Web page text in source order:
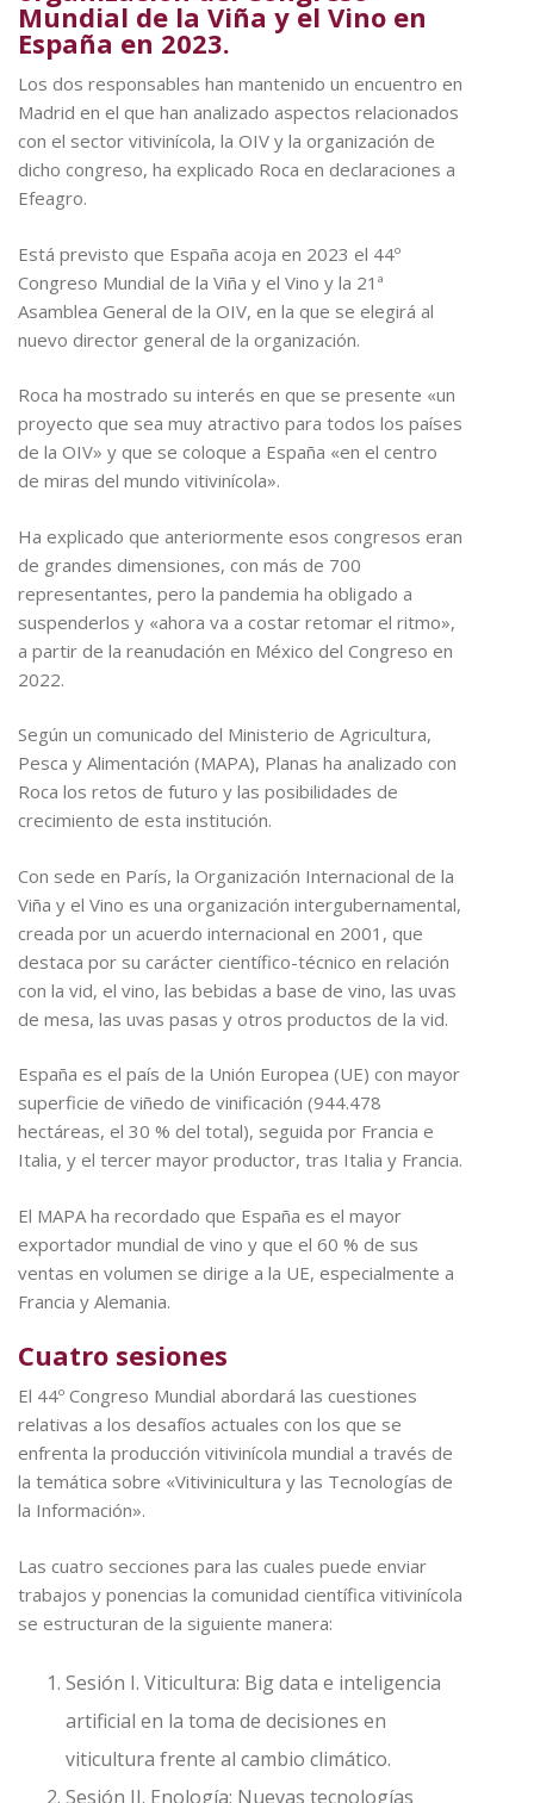
Mundial de la Viña y el Vino en
España en 2023.
Los dos responsables han mantenido un encuentro en
Madrid en el que han analizado aspectos relacionados
con el sector vitivinícola, la OIV y la organización de
dicho congreso, ha explicado Roca en declaraciones a
Efeagro.
Está previsto que España acoja en 2023 el 44º
Congreso Mundial de la Viña y el Vino y la 21ª
Asamblea General de la OIV, en la que se elegirá al
nuevo director general de la organización.
Roca ha mostrado su interés en que se presente «un
proyecto que sea muy atractivo para todos los países
de la OIV» y que se coloque a España «en el centro
de miras del mundo vitivinícola».
Ha explicado que anteriormente esos congresos eran
de grandes dimensiones, con más de 700
representantes, pero la pandemia ha obligado a
suspenderlos y «ahora va a costar retomar el ritmo»,
a partir de la reanudación en México del Congreso en
2022.
Según un comunicado del Ministerio de Agricultura,
Pesca y Alimentación (MAPA), Planas ha analizado con
Roca los retos de futuro y las posibilidades de
crecimiento de esta institución.
Con sede en París, la Organización Internacional de la
Viña y el Vino es una organización intergubernamental,
creada por un acuerdo internacional en 2001, que
destaca por su carácter científico-técnico en relación
con la vid, el vino, las bebidas a base de vino, las uvas
de mesa, las uvas pasas y otros productos de la vid.
España es el país de la Unión Europea (UE) con mayor
superficie de viñedo de vinificación (944.478
hectáreas, el 30 % del total), seguida por Francia e
Italia, y el tercer mayor productor, tras Italia y Francia.
El MAPA ha recordado que España es el mayor
exportador mundial de vino y que el 60 % de sus
ventas en volumen se dirige a la UE, especialmente a
Francia y Alemania.
Cuatro sesiones
El 44º Congreso Mundial abordará las cuestiones
relativas a los desafíos actuales con los que se
enfrenta la producción vitivinícola mundial a través de
la temática sobre «Vitivinicultura y las Tecnologías de
la Información».
Las cuatro secciones para las cuales puede enviar
trabajos y ponencias la comunidad científica vitivinícola
se estructuran de la siguiente manera:
Sesión I. Viticultura: Big data e inteligencia
artificial en la toma de decisiones en
viticultura frente al cambio climático.
Sesión II. Enología: Nuevas tecnologías